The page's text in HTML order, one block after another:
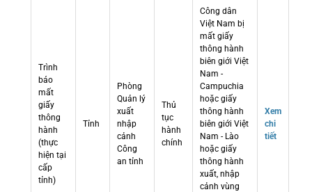
Trình
báo
mất
giấy
thông
hành
(thực
hiện tại
cấp
tỉnh)
Tỉnh
Phòng
Quản lý
xuất
nhập
cảnh
Công
an tỉnh
Thủ
tục
hành
chính
Công dân
Việt Nam bị
mất giấy
thông hành
biên giới Việt
Nam -
Campuchia
hoặc giấy
thông hành
biên giới Việt
Nam - Lào
hoặc giấy
thông hành
xuất, nhập
cảnh vùng
Xem
chi
tiết